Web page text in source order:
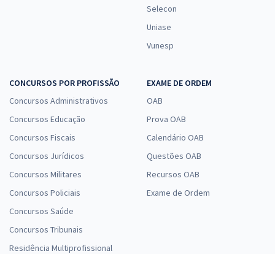
Selecon
Uniase
Vunesp
CONCURSOS POR PROFISSÃO
Concursos Administrativos
Concursos Educação
Concursos Fiscais
Concursos Jurídicos
Concursos Militares
Concursos Policiais
Concursos Saúde
Concursos Tribunais
Residência Multiprofissional
EXAME DE ORDEM
OAB
Prova OAB
Calendário OAB
Questões OAB
Recursos OAB
Exame de Ordem